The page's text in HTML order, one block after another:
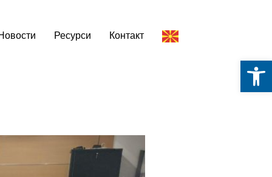
Ресурси Контакт